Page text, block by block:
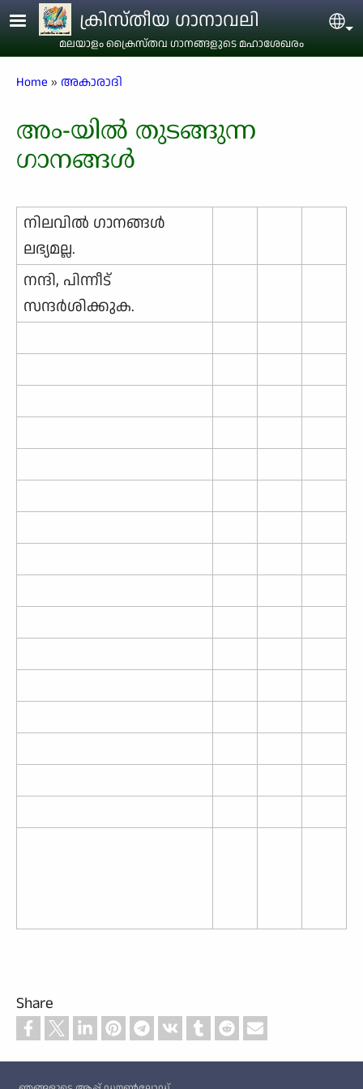
Skip to main contentക്രിസ്തീയ ഗാനാവലി
മലയാളം ക്രൈസ്തവ ഗാനങ്ങളുടെ മഹാശേഖരം
Breadcrumb
Home അകാരാദി
അം-യിൽ തുടങ്ങുന്ന
ഗാനങ്ങൾ
നിലവില്‍ ഗാനങ്ങള്‍
ലഭ്യമല്ല.
നന്ദി, പിന്നീട്
സന്ദര്‍ശിക്കുക.
Share